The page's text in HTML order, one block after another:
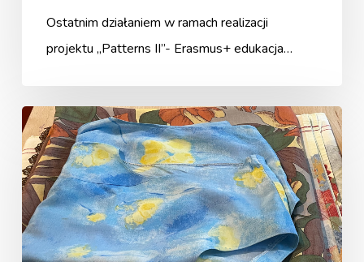
Ostatnim działaniem w ramach realizacji
projektu „Patterns II”- Erasmus+ edukacja…
Fasty
–
opowieść
trwa